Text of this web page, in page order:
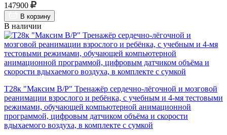
147900
В корзину
В наличии
Т28к "Максим В/Р" Тренажёр сердечно-лёгочной и мозговой
реанимации взрослого и ребёнка, с учебным и 4-мя тестовыми
режимами, обучающей компьютерной анимационной
программой, цифровым датчиком объёма и скорости
вдыхаемого воздуха, в комплекте с сумкой